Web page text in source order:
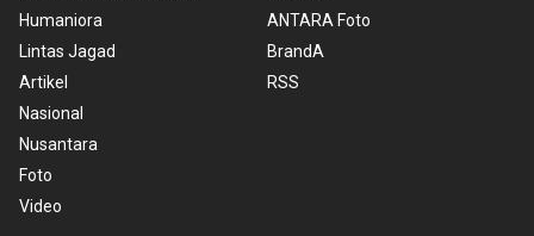
Humaniora
Lintas Jagad
Artikel
Nasional
Nusantara
Foto
Video
ANTARA Foto
BrandA
RSS